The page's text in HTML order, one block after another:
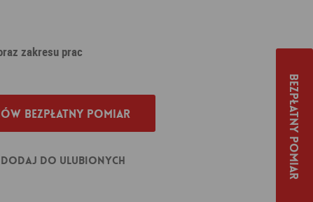
zakresu prac
bezpłatny pomiar
Dodaj do ulubionych Bezpłatny pomiar